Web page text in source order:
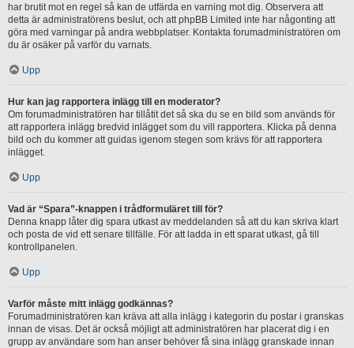
har brutit mot en regel så kan de utfärda en varning mot dig. Observera att
detta är administratörens beslut, och att phpBB Limited inte har någonting att
göra med varningar på andra webbplatser. Kontakta forumadministratören om
du är osäker på varför du varnats.
Upp
Hur kan jag rapportera inlägg till en moderator?
Om forumadministratören har tillåtit det så ska du se en bild som används för
att rapportera inlägg bredvid inlägget som du vill rapportera. Klicka på denna
bild och du kommer att guidas igenom stegen som krävs för att rapportera
inlägget.
Upp
Vad är “Spara”-knappen i trådformuläret till för?
Denna knapp låter dig spara utkast av meddelanden så att du kan skriva klart
och posta de vid ett senare tillfälle. För att ladda in ett sparat utkast, gå till
kontrollpanelen.
Upp
Varför måste mitt inlägg godkännas?
Forumadministratören kan kräva att alla inlägg i kategorin du postar i granskas
innan de visas. Det är också möjligt att administratören har placerat dig i en
grupp av användare som han anser behöver få sina inlägg granskade innan